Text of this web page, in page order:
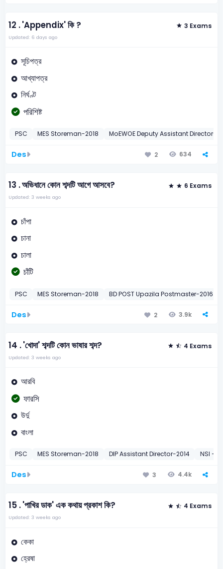
12 .'Appendix' কি ? 3 Exams
Updated: 6 days ago
সূচিপত্র
আখ্যাপত্র
নির্ঘণ্ট
পরিশিষ্ট
PSC MES Storeman-2018 MoEWOE Deputy Assistant Director-
Des 2 634
13 .অভিধানে কোন শব্দটি আগে আসবে? 6 Exams
Updated: 3 weeks ago
চাঁপা
চানা
চালা
চাঁটি
PSC MES Storeman-2018 BD POST Upazila Postmaster-2016
Des 2 3.9k
14 .'খোদা' শব্দটি কোন ভাষার শব্দ? 4 Exams
Updated: 3 weeks ago
আরবি
ফারসি
উর্দু
বাংলা
PSC MES Storeman-2018 DIP Assistant Director-2014 NSI –
Des 3 4.4k
15 .'পাখির ডাক' এক কথায় প্রকাশ কি? 4 Exams
Updated: 3 weeks ago
কেকা
হ্রেষা